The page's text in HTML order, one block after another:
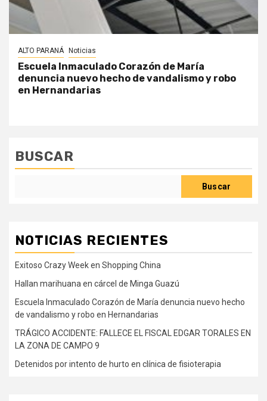
ALTO PARANÁ Noticias
Escuela Inmaculado Corazón de María
denuncia nuevo hecho de vandalismo y robo
en Hernandarias
BUSCAR
Buscar
NOTICIAS RECIENTES
Exitoso Crazy Week en Shopping China
Hallan marihuana en cárcel de Minga Guazú
Escuela Inmaculado Corazón de María denuncia nuevo hecho
de vandalismo y robo en Hernandarias
TRÁGICO ACCIDENTE: FALLECE EL FISCAL EDGAR TORALES EN
LA ZONA DE CAMPO 9
Detenidos por intento de hurto en clínica de fisioterapia